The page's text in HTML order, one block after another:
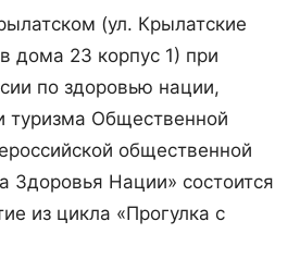
(ул. Крылатские
дома 23 корпус 1) при
по здоровью нации,
туризма Общественной
общественной
Здоровья Нации» состоится
из цикла «Прогулка с